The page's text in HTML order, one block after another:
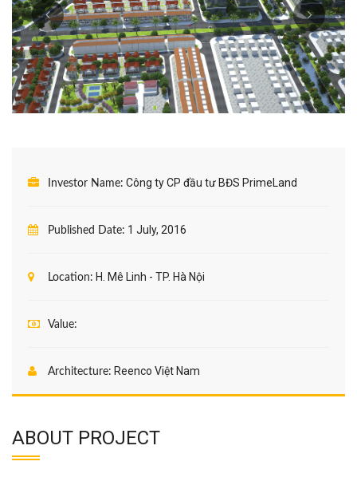
Investor Name: Công ty CP đầu tư BĐS PrimeLand
Published Date: 1 July, 2016
Location: H. Mê Linh - TP. Hà Nội
Value:
Architecture: Reenco Việt Nam
ABOUT PROJECT